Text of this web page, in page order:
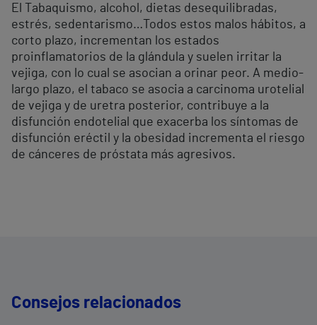
El Tabaquismo, alcohol, dietas desequilibradas,
estrés, sedentarismo…Todos estos malos hábitos, a
corto plazo, incrementan los estados
proinflamatorios de la glándula y suelen irritar la
vejiga, con lo cual se asocian a orinar peor. A medio-
largo plazo, el tabaco se asocia a carcinoma urotelial
de vejiga y de uretra posterior, contribuye a la
disfunción endotelial que exacerba los síntomas de
disfunción eréctil y la obesidad incrementa el riesgo
de cánceres de próstata más agresivos.
Consejos relacionados